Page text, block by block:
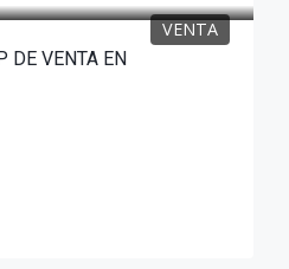
VENTA
DE VENTA EN